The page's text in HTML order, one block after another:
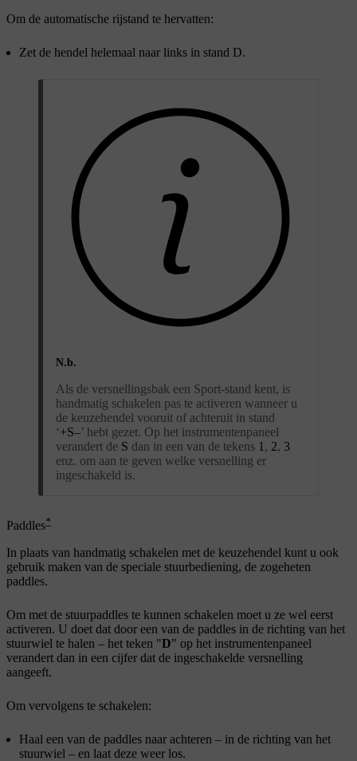
Om de automatische rijstand te hervatten:
Zet de hendel helemaal naar links in stand D.
N.b.
Als de versnellingsbak een Sport-stand kent, is
handmatig schakelen pas te activeren wanneer u
de keuzehendel vooruit of achteruit in stand
‘+S–’ hebt gezet. Op het instrumentenpaneel
verandert de S dan in een van de tekens 1 , 2, 3
enz. om aan te geven welke versnelling er
ingeschakeld is.
Paddles*
In plaats van handmatig schakelen met de keuzehendel kunt u ook
gebruik maken van de speciale stuurbediening, de zogeheten
paddles.
Om met de stuurpaddles te kunnen schakelen moet u ze wel eerst
activeren. U doet dat door een van de paddles in de richting van het
stuurwiel te halen – het teken "D" op het instrumentenpaneel
verandert dan in een cijfer dat de ingeschakelde versnelling
aangeeft.
Om vervolgens te schakelen:
Haal een van de paddles naar achteren – in de richting van het
stuurwiel – en laat deze weer los.